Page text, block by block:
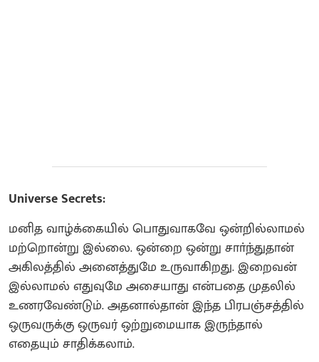
Universe Secrets:
மனித வாழ்க்கையில் பொதுவாகவே ஒன்றில்லாமல்
மற்றொன்று இல்லை. ஒன்றை ஒன்று சாா்ந்துதான்
அகிலத்தில் அனைத்துமே உருவாகிறது. இறைவன்
இல்லாமல் எதுவுமே அசையாது என்பதை முதலில்
உணரவேண்டும். அதனால்தான் இந்த பிரபஞ்சத்தில்
ஒருவருக்கு ஒருவர் ஒற்றுமையாக இருந்தால்
எதையும் சாதிக்கலாம்.